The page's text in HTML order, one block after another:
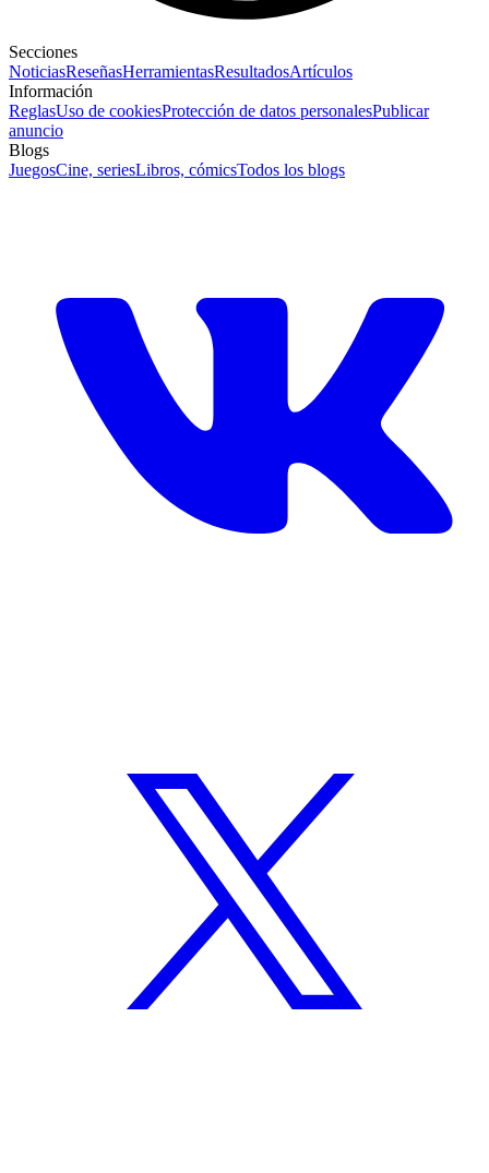
Secciones
NoticiasReseñasHerramientasResultadosArtículos
Información
ReglasUso de cookiesProtección de datos personalesPublicar
anuncio
Blogs
JuegosCine, seriesLibros, cómicsTodos los blogs